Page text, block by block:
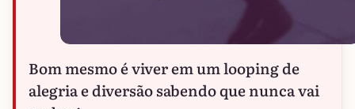
Bom mesmo é viver em um looping de
alegria e diversão sabendo que nunca vai